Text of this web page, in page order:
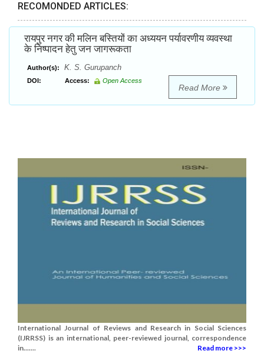
RECOMONDED ARTICLES:
रायपुर नगर की मलिन बस्तियों का अध्ययन पर्यावरणीय व्यवस्था
के निष्पादन हेतु जन जागरूकता
Author(s): K. S. Gurupanch
DOI: Access: Open Access
Read More
International Journal of Reviews and Research in Social Sciences
(IJRRSS) is an international, peer-reviewed journal, correspondence
in.......
Read more >>>